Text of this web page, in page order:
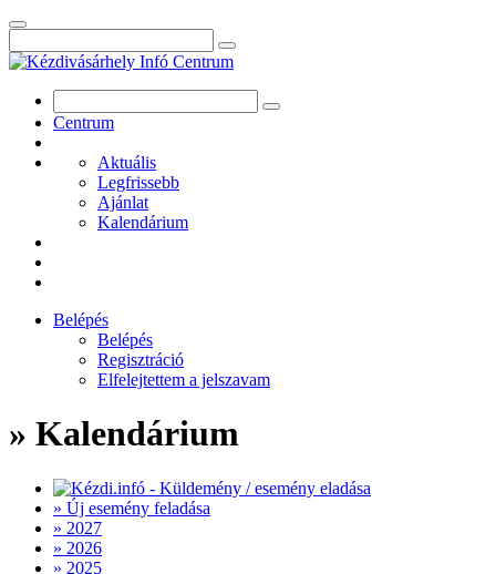
Centrum
Aktuális
Legfrissebb
Ajánlat
Kalendárium
Belépés
Belépés
Regisztráció
Elfelejtettem a jelszavam
» Kalendárium
» Új esemény feladása
» 2027
» 2026
» 2025